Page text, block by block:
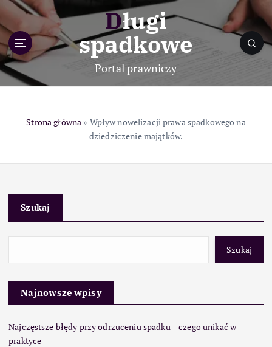
p
o
c
Długi
spadkowe
Portal prawniczy
Strona główna » Wpływ nowelizacji prawa spadkowego na
dziedziczenie majątków.
Szukaj
Szukaj
Najnowsze wpisy
Najczęstsze błędy przy odrzuceniu spadku – czego unikać w
praktyce